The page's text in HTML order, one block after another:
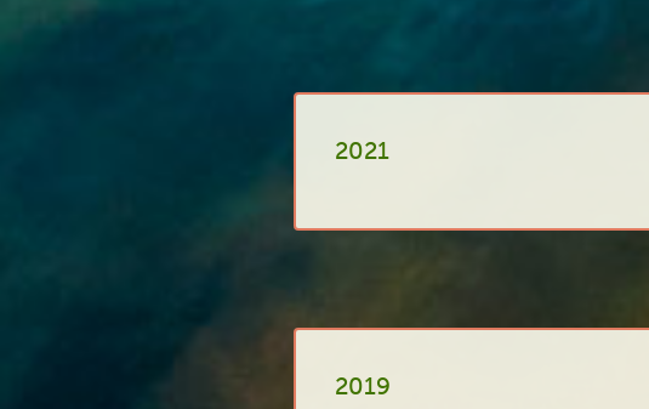
2021
2019